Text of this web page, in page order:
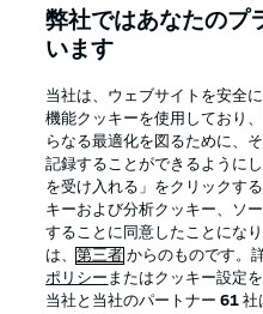
Official Partners
弊社ではあなたのプ
います
当社は、ウェブサイトを安全
機能クッキーを使用しており
らなる最適化を図るために、
記録することができるように
を受け入れる」をクリックす
キーおよび分析クッキー、ソ
することに同意したことにな
は、第三者 からのものです。
ポリシー またはクッキー設定
当社と当社のパートナー61 社